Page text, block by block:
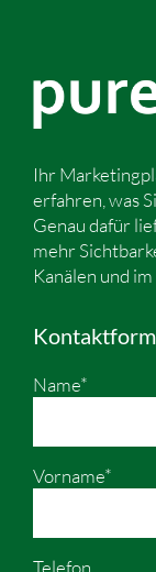
Ihr
erfahren, was
Genau dafür
mehr
Kanälen und
Name*
Vorname*
Telefon